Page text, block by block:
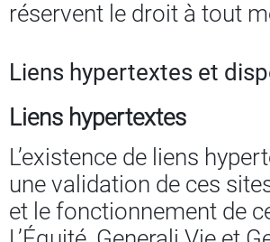
réservent le droit à tout
Liens hypertextes et
Liens hypertextes
L’existence de liens
une validation de ces
et le fonctionnement de